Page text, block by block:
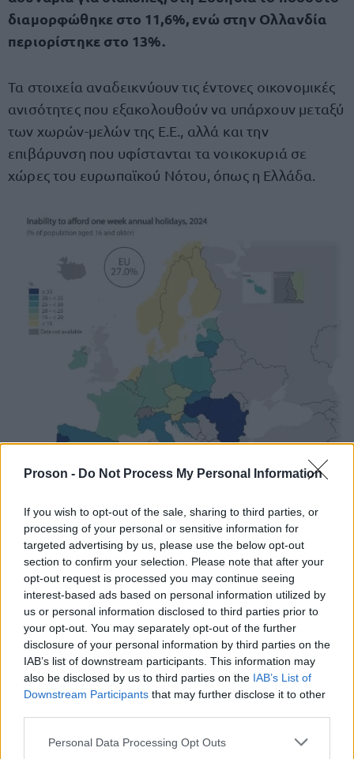
Proson - Do Not Process My Personal Information
If you wish to opt-out of the sale, sharing to third parties, or
processing of your personal or sensitive information for
targeted advertising by us, please use the below opt-out
section to confirm your selection. Please note that after your
opt-out request is processed you may continue seeing
interest-based ads based on personal information utilized by
us or personal information disclosed to third parties prior to
your opt-out. You may separately opt-out of the further
disclosure of your personal information by third parties on the
IAB’s list of downstream participants. This information may
also be disclosed by us to third parties on the IAB’s List of
Downstream Participants that may further disclose it to other
Please note that this website/app uses one or more Google
Personal Data Processing Opt Outs
διαμορφώθηκε στο 11,6%, ενώ στην Ολλανδία
περιορίστηκε στο 13%.
Τα στοιχεία αναδεικνύουν τις έντονες οικονομικές
ανισότητες που εξακολουθούν να υπάρχουν μεταξύ
των χωρών-μελών της Ε.Ε., αλλά και την
επιβάρυνση που υφίστανται τα νοικοκυριά σε
χώρες του ευρωπαϊκού Νότου, όπως η Ελλάδα.
eurostat
ΑΣΕΠ: Πιστοποίηση Αγγλικών σε
μόνο 2 ημέρες στα χέρια σας